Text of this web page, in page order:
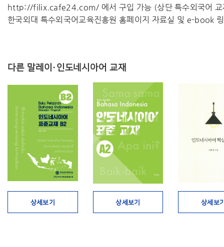
http://filix.cafe24.com/ 에서 구입 가능 (상단 특수외국어 교
한국외대 특수외국어교육진흥원 홈페이지 자료실 및 e-book
다른 말레이·인도네시아어 교재
상세보기 상세보기 상세보